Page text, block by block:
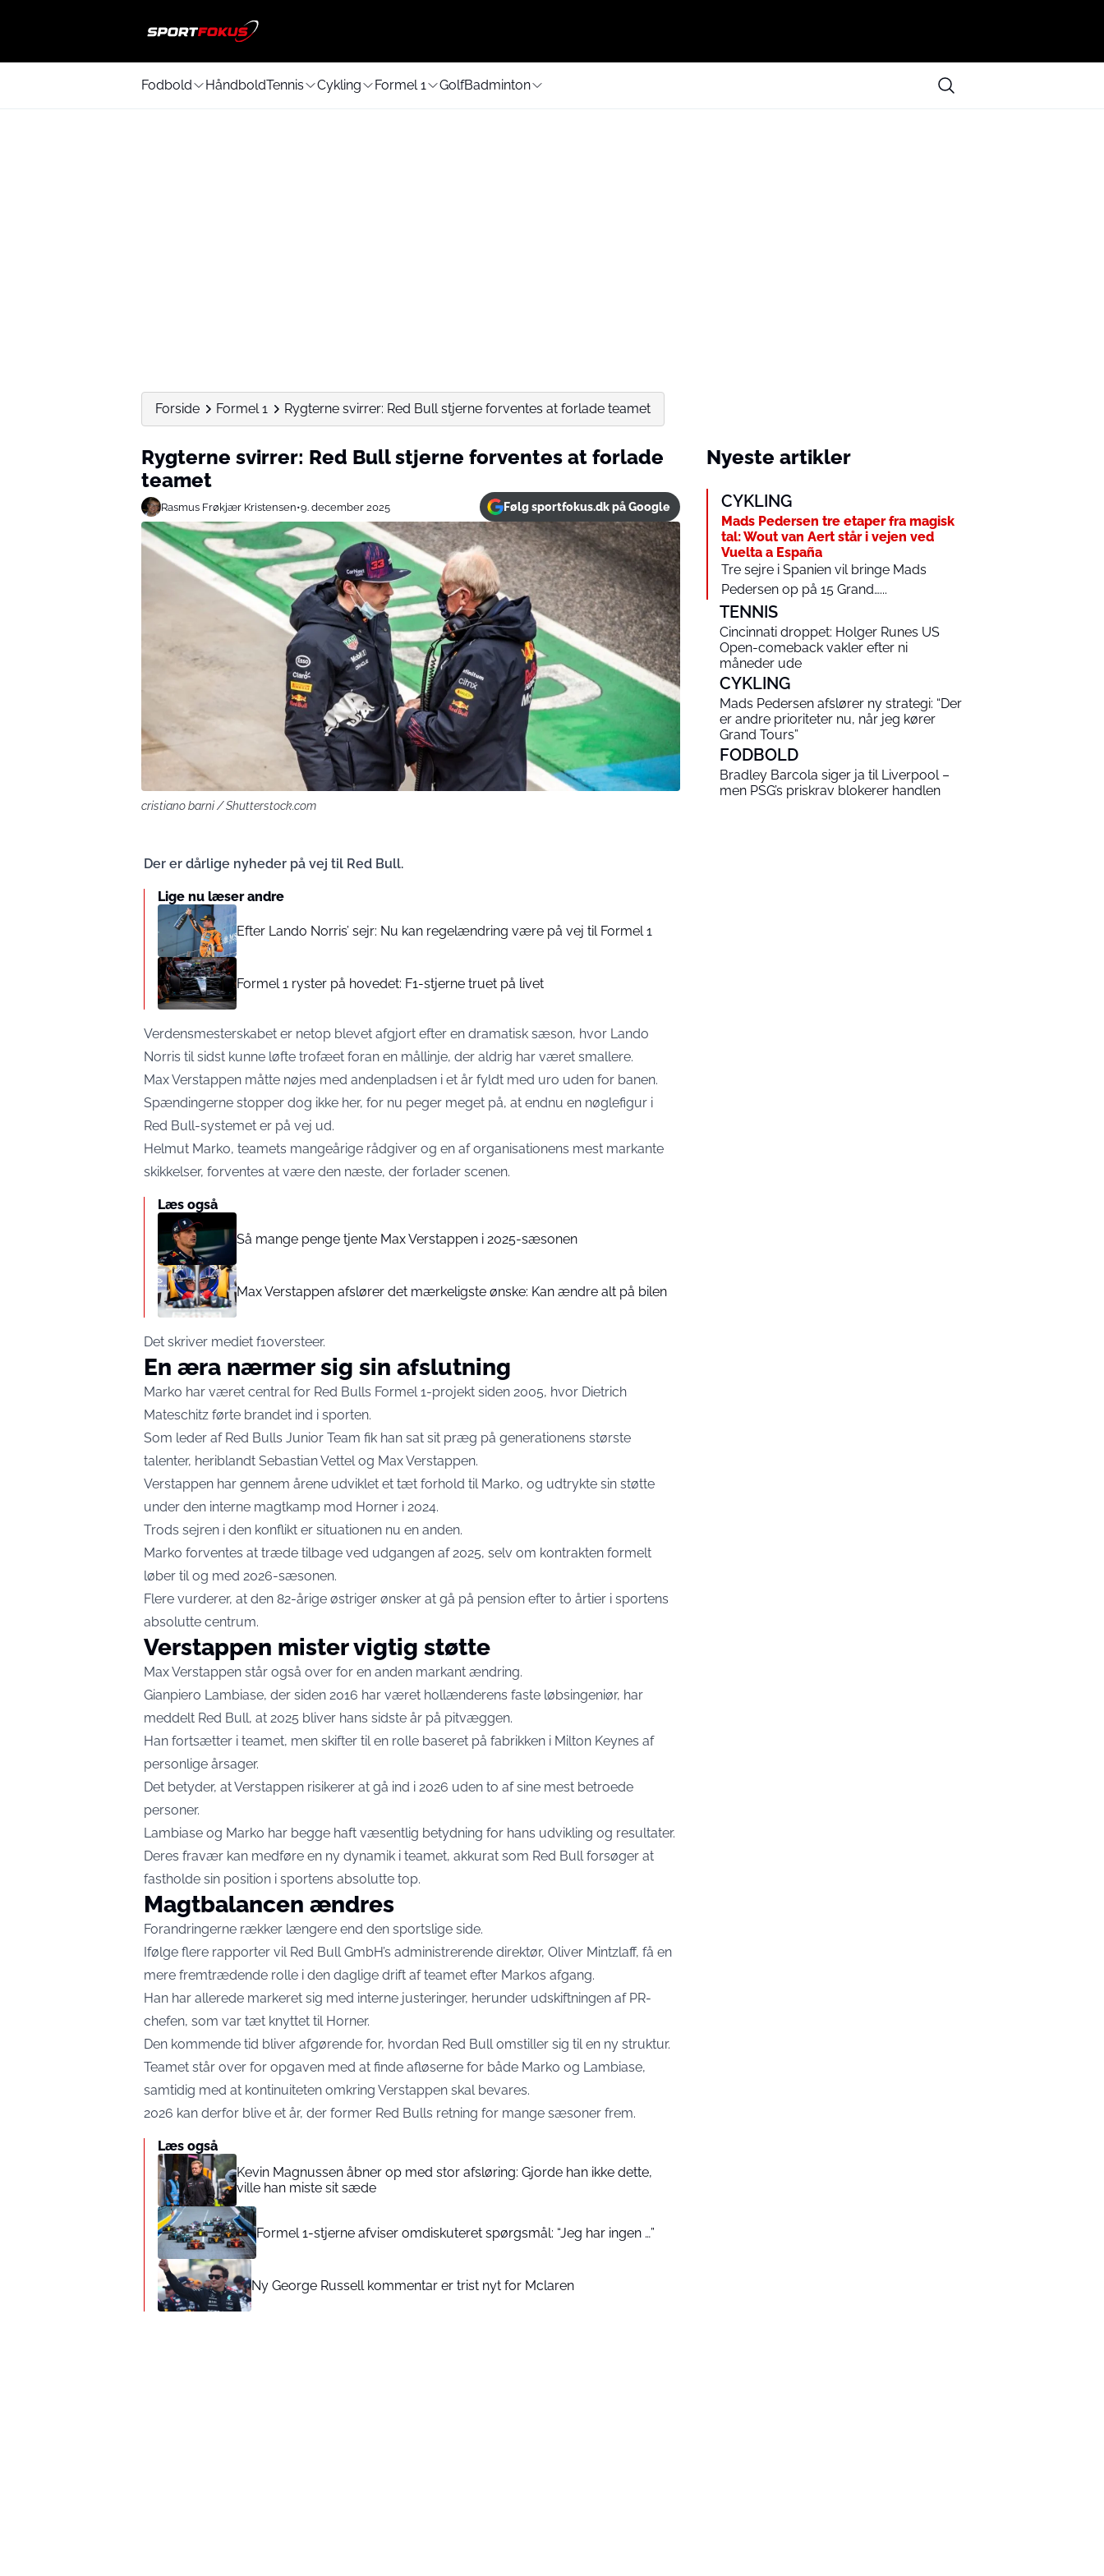
Fodbold HåndboldTennis Cykling Formel 1 GolfBadminton
Forside Formel 1 Rygterne svirrer: Red Bull stjerne forventes at forlade teamet
Rygterne svirrer: Red Bull stjerne forventes at forlade
teamet
Rasmus Frøkjær Kristensen•9. december 2025 Følg sportfokus.dk på Google
cristiano barni / Shutterstock.com
Der er dårlige nyheder på vej til Red Bull.
Lige nu læser andre
Efter Lando Norris’ sejr: Nu kan regelændring være på vej til Formel 1
Formel 1 ryster på hovedet: F1-stjerne truet på livet
Verdensmesterskabet er netop blevet afgjort efter en dramatisk sæson, hvor Lando
Norris til sidst kunne løfte trofæet foran en mållinje, der aldrig har været smallere.
Max Verstappen måtte nøjes med andenpladsen i et år fyldt med uro uden for banen.
Spændingerne stopper dog ikke her, for nu peger meget på, at endnu en nøglefigur i
Red Bull-systemet er på vej ud.
Helmut Marko, teamets mangeårige rådgiver og en af organisationens mest markante
skikkelser, forventes at være den næste, der forlader scenen.
Læs også
Så mange penge tjente Max Verstappen i 2025-sæsonen
Max Verstappen afslører det mærkeligste ønske: Kan ændre alt på bilen
Det skriver mediet f1oversteer.
En æra nærmer sig sin afslutning
Marko har været central for Red Bulls Formel 1-projekt siden 2005, hvor Dietrich
Mateschitz førte brandet ind i sporten.
Som leder af Red Bulls Junior Team fik han sat sit præg på generationens største
talenter, heriblandt Sebastian Vettel og Max Verstappen.
Verstappen har gennem årene udviklet et tæt forhold til Marko, og udtrykte sin støtte
under den interne magtkamp mod Horner i 2024.
Trods sejren i den konflikt er situationen nu en anden.
Marko forventes at træde tilbage ved udgangen af 2025, selv om kontrakten formelt
løber til og med 2026-sæsonen.
Flere vurderer, at den 82-årige østriger ønsker at gå på pension efter to årtier i sportens
absolutte centrum.
Verstappen mister vigtig støtte
Max Verstappen står også over for en anden markant ændring.
Gianpiero Lambiase, der siden 2016 har været hollænderens faste løbsingeniør, har
meddelt Red Bull, at 2025 bliver hans sidste år på pitvæggen.
Han fortsætter i teamet, men skifter til en rolle baseret på fabrikken i Milton Keynes af
personlige årsager.
Det betyder, at Verstappen risikerer at gå ind i 2026 uden to af sine mest betroede
personer.
Lambiase og Marko har begge haft væsentlig betydning for hans udvikling og resultater.
Deres fravær kan medføre en ny dynamik i teamet, akkurat som Red Bull forsøger at
fastholde sin position i sportens absolutte top.
Magtbalancen ændres
Forandringerne rækker længere end den sportslige side.
Ifølge flere rapporter vil Red Bull GmbH’s administrerende direktør, Oliver Mintzlaff, få en
mere fremtrædende rolle i den daglige drift af teamet efter Markos afgang.
Han har allerede markeret sig med interne justeringer, herunder udskiftningen af PR-
chefen, som var tæt knyttet til Horner.
Den kommende tid bliver afgørende for, hvordan Red Bull omstiller sig til en ny struktur.
Teamet står over for opgaven med at finde afløserne for både Marko og Lambiase,
samtidig med at kontinuiteten omkring Verstappen skal bevares.
2026 kan derfor blive et år, der former Red Bulls retning for mange sæsoner frem.
Læs også
Kevin Magnussen åbner op med stor afsløring: Gjorde han ikke dette,
ville han miste sit sæde
Formel 1-stjerne afviser omdiskuteret spørgsmål: “Jeg har ingen …”
Ny George Russell kommentar er trist nyt for Mclaren
Nyeste artikler
CYKLING
Mads Pedersen tre etaper fra magisk
tal: Wout van Aert står i vejen ved
Vuelta a España
Tre sejre i Spanien vil bringe Mads
Pedersen op på 15 Grand…...
TENNIS
Cincinnati droppet: Holger Runes US
Open-comeback vakler efter ni
måneder ude
CYKLING
Mads Pedersen afslører ny strategi: “Der
er andre prioriteter nu, når jeg kører
Grand Tours”
FODBOLD
Bradley Barcola siger ja til Liverpool –
men PSG’s priskrav blokerer handlen